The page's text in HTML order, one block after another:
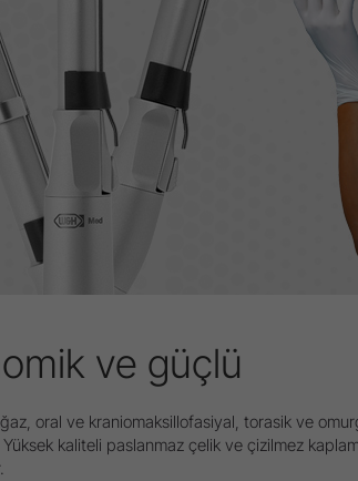
ve güçlü
oral ve kraniomaksillofasiyal, torasik ve
kaliteli paslanmaz çelik ve çizilmez